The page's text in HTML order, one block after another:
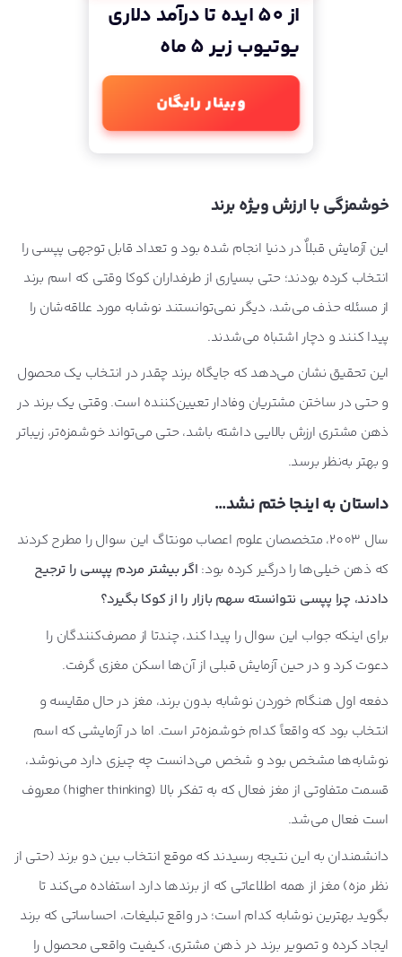
از 50 ایده تا درآمد دلاری
یوتیوب زیر 5 ماه
وبینار رایگان
خوشمزگی با ارزش ویژه برند
این آزمایش قبلاٌ در دنیا انجام شده بود و تعداد قابل توجهی پپسی را
انتخاب کرده بودند؛ حتی بسیاری از طرفداران کوکا وقتی که اسم برند
از مسئله حذف می‌شد، دیگر نمی‌توانستند نوشابه مورد علاقه‌شان را
پیدا کنند و دچار اشتباه می‌شدند.
این تحقیق نشان می‌دهد که جایگاه برند چقدر در انتخاب یک محصول
و حتی در ساختن مشتریان وفادار تعیین‌کننده است. وقتی یک برند در
ذهن مشتری ارزش بالایی داشته باشد، حتی می‌تواند خوشمزه‌تر، زیباتر
و بهتر به‌نظر برسد.
داستان به اینجا ختم نشد…
سال 2003، متخصصان علوم اعصاب مونتاگ این سوال را مطرح کردند
که ذهن خیلی‌ها را درگیر کرده بود: اگر بیشتر مردم پپسی را ترجیح
دادند، چرا پپسی نتوانسته سهم بازار را از کوکا بگیرد؟
برای اینکه جواب این سوال را پیدا کند، چندتا از مصرف‌کنندگان را
دعوت کرد و در حین آزمایش قبلی از آن‌ها اسکن مغزی گرفت.
دفعه اول هنگام خوردن نوشابه بدون برند، مغز در حال مقایسه و
انتخاب بود که واقعاً کدام خوشمزه‌تر است. اما در آزمایشی که اسم
نوشابه‌ها مشخص بود و شخص می‌دانست چه چیزی دارد می‌نوشد،
قسمت متفاوتی از مغز فعال که به تفکر بالا (higher thinking) معروف
است فعال می‌شد.
دانشمندان به این نتیجه رسیدند که موقع انتخاب بین دو برند (حتی از
نظر مزه) مغز از همه اطلاعاتی که از برندها دارد استفاده می‌کند تا
بگوید بهترین نوشابه کدام است؛ در واقع تبلیغات، احساساتی که برند
ایجاد کرده و تصویر برند در ذهن مشتری، کیفیت واقعی محصول را